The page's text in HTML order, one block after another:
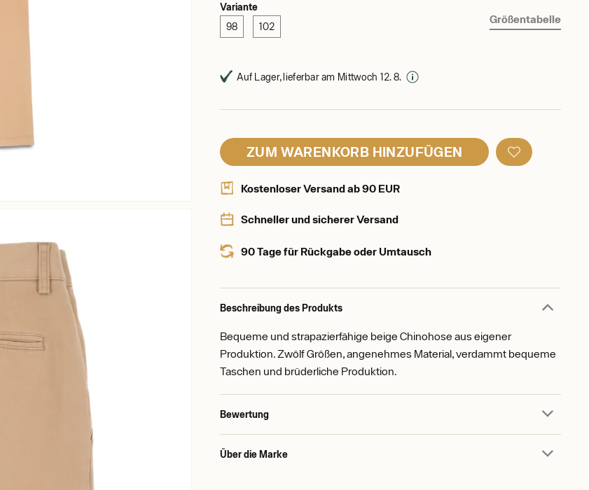
Variante
98 102
Größentabelle
Auf Lager, lieferbar am Mittwoch 12. 8.
ZUM WARENKORB HINZUFÜGEN
Kostenloser Versand ab 90 EUR
Schneller und sicherer Versand
90 Tage für Rückgabe oder Umtausch
Beschreibung des Produkts
Bequeme und strapazierfähige beige Chinohose aus eigener
Produktion. Zwölf Größen, angenehmes Material, verdammt bequeme
Taschen und brüderliche Produktion.
Bewertung
Über die Marke